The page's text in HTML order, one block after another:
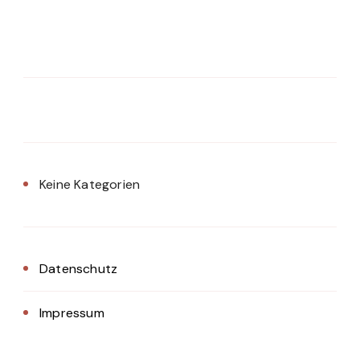
Keine Kategorien
Datenschutz
Impressum